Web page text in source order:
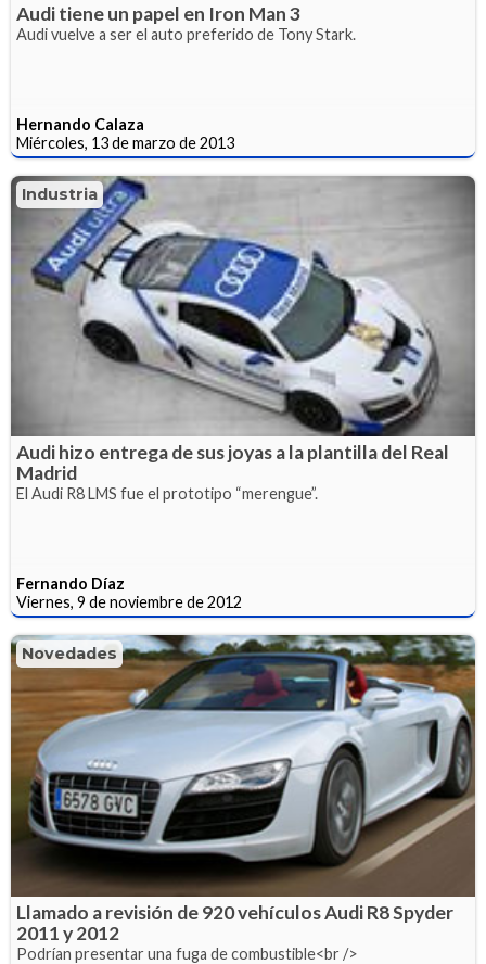
Audi tiene un papel en Iron Man 3
Audi vuelve a ser el auto preferido de Tony Stark.
Hernando Calaza
Miércoles, 13 de marzo de 2013
Industria
Audi hizo entrega de sus joyas a la plantilla del Real
Madrid
El Audi R8 LMS fue el prototipo “merengue”.
Fernando Díaz
Viernes, 9 de noviembre de 2012
Novedades
Llamado a revisión de 920 vehículos Audi R8 Spyder
2011 y 2012
Podrían presentar una fuga de combustible<br />